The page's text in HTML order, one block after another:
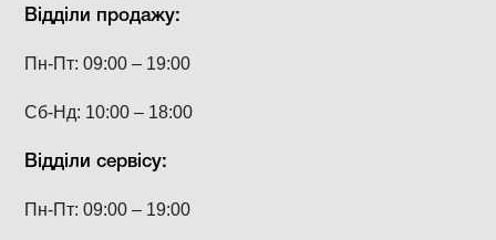
Відділи продажу:
Пн-Пт: 09:00 – 19:00
Сб-Нд: 10:00 – 18:00
Відділи сервісу:
Пн-Пт: 09:00 – 19:00